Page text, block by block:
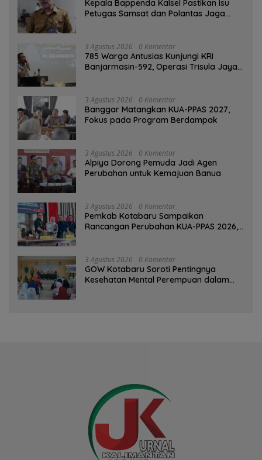
Kepala Bappenda Kalsel Pastikan Isu
Petugas Samsat dan Polantas Jaga
3 Agustus 2026 0 Komentar
785 Warga Antusias Kunjungi KRI
Banjarmasin-592, Operasi Trisula Jaya
3 Agustus 2026 0 Komentar
‎Banggar Matangkan KUA-PPAS 2027,
Fokus pada Program Berdampak
3 Agustus 2026 0 Komentar
‎Alpiya Dorong Pemuda Jadi Agen
Perubahan untuk Kemajuan Banua ‎
3 Agustus 2026 0 Komentar
Pemkab Kotabaru Sampaikan
Rancangan Perubahan KUA-PPAS 2026,
3 Agustus 2026 0 Komentar
GOW Kotabaru Soroti Pentingnya
Kesehatan Mental Perempuan dalam